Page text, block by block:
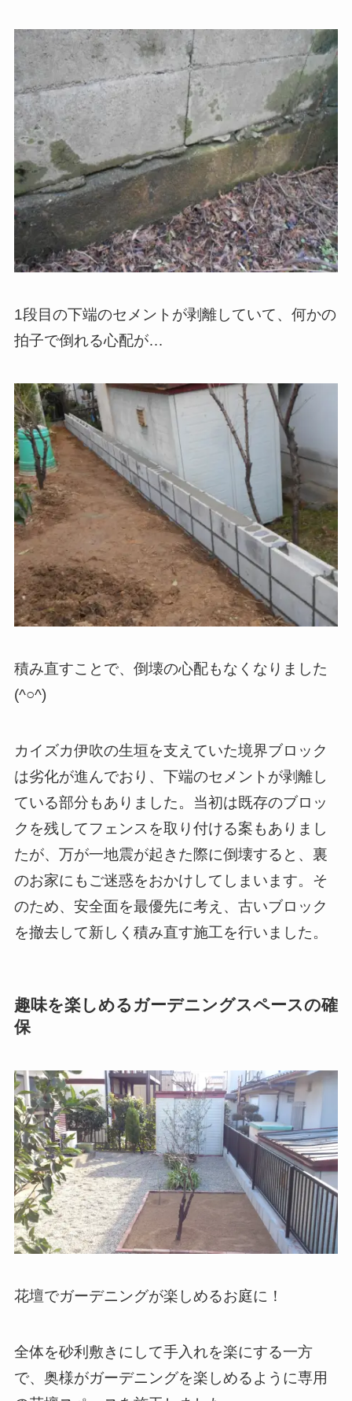
1段目の下端のセメントが剥離していて、何かの
拍子で倒れる心配が…
積み直すことで、倒壊の心配もなくなりました
(^○^)
カイズカ伊吹の生垣を支えていた境界ブロック
は劣化が進んでおり、下端のセメントが剥離し
ている部分もありました。当初は既存のブロッ
クを残してフェンスを取り付ける案もありまし
たが、万が一地震が起きた際に倒壊すると、裏
のお家にもご迷惑をおかけしてしまいます。そ
のため、安全面を最優先に考え、古いブロック
を撤去して新しく積み直す施工を行いました。
趣味を楽しめるガーデニングスペースの確
保
花壇でガーデニングが楽しめるお庭に！
全体を砂利敷きにして手入れを楽にする一方
で、奥様がガーデニングを楽しめるように専用